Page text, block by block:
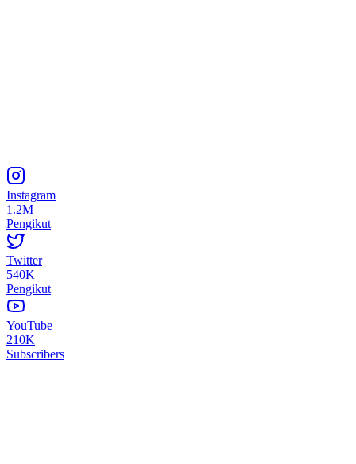
Instagram
1.2M
Pengikut
Twitter
540K
Pengikut
YouTube
210K
Subscribers